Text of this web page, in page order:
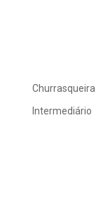
Churrasqueira
Intermediário